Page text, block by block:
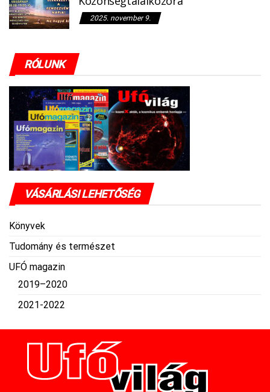
2025. november 9.
RÓLUNK
VÁSÁRLÁSI LEHETŐSÉG
Könyvek
Tudomány és természet
UFÓ magazin
2019–2020
2021-2022